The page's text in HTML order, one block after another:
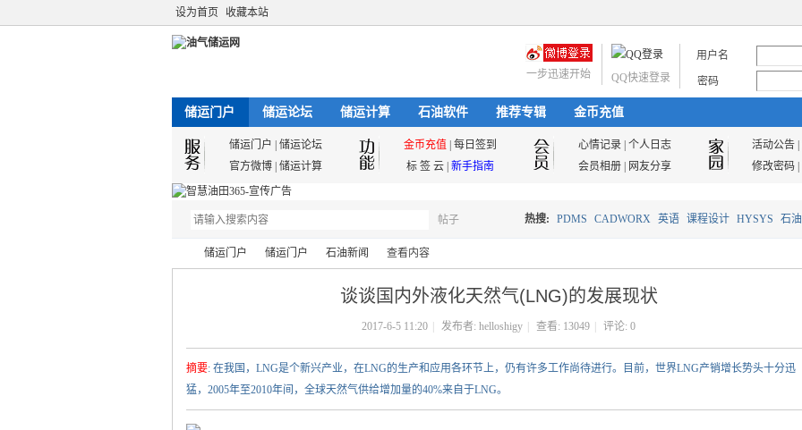
设为首页 收藏本站
用户名
密码
QQ快速登录
一步迅速开始
储运门户 储运论坛 储运计算 石油软件 推荐专辑 金币充值
储运门户 储运论坛 金币充值 每日签到 心情记录 个人日志 活动公告|
官方微博 储运计算 标 签 云 新手指南 会员相册 网友分享 修改密码|
帖子
索
热搜: PDMS CADWORX 英语 课程设计 HYSYS 石
储运门户 储运门户 石油新闻
›
查看内容
谈谈国内外液化天然气(LNG)的发展现状
2017-6-5 11:20 发布者: helloshigy 查看: 13049 评论: 0
摘要: 在我国，LNG是个新兴产业，在LNG的生产和应用各环节上，仍有许多工作尚待进行。目前，世界LNG产销增长势头十分迅
猛，2005年至2010年间，全球天然气供给增加量的40%来自于LNG。